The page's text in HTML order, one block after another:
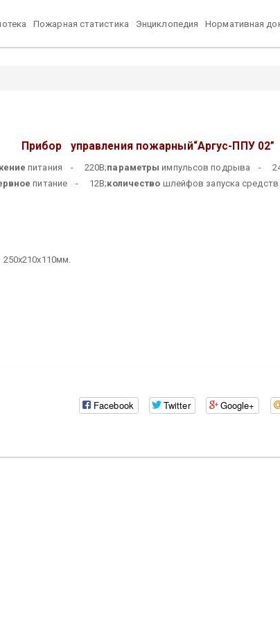
Пожарная статистика Энциклопедия Нормативная
Прибор управления пожарный“Аргус-ППУ 02”
питания - 220В;параметры импульсов подрыва -
питание - 12В;количество шлейфов запуска
Facebook Twitter Google+